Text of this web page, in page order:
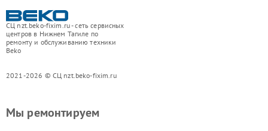
СЦ nzt.beko-fixim.ru - сеть сервисных
центров в Нижнем Тагиле по
ремонту и обслуживанию техники
Beko
2021-2026 © СЦ nzt.beko-fixim.ru
Мы ремонтируем